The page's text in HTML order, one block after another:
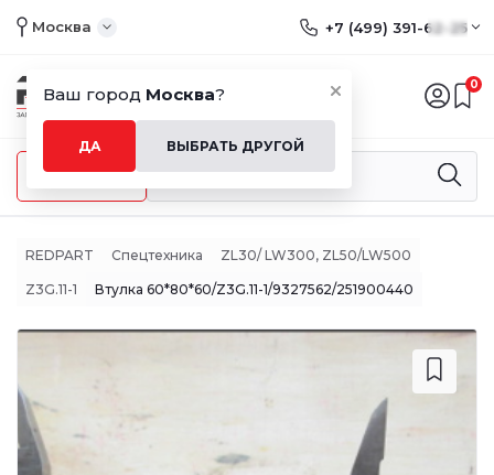
Ваш город Москва?
ДА ВЫБРАТЬ ДРУГОЙ
Москва +7 (499) 391-62-25
0
Меню
REDPART Спецтехника ZL30/ LW300, ZL50/LW500
Z3G.11-1 Втулка 60*80*60/Z3G.11-1/9327562/251900440